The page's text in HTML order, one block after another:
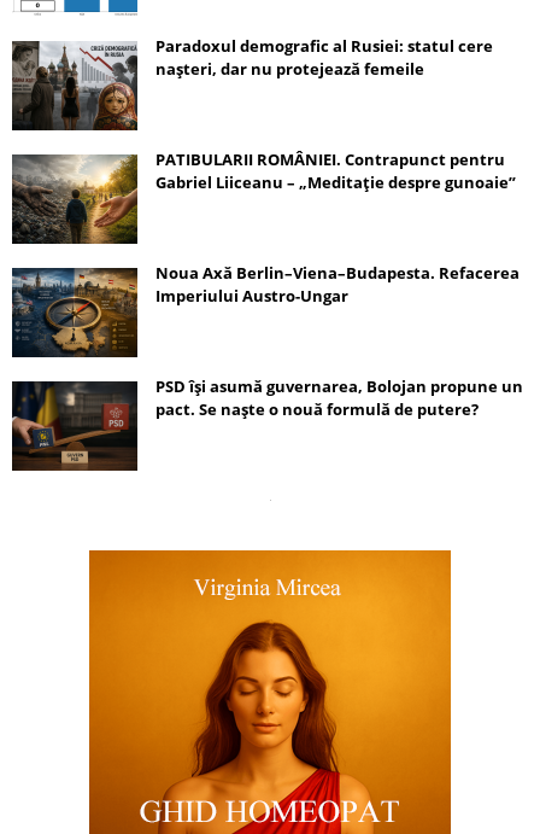
Paradoxul demografic al Rusiei: statul cere
nașteri, dar nu protejează femeile
PATIBULARII ROMÂNIEI. Contrapunct pentru
Gabriel Liiceanu – „Meditație despre gunoaie”
Noua Axă Berlin–Viena–Budapesta. Refacerea
Imperiului Austro-Ungar
PSD își asumă guvernarea, Bolojan propune un
pact. Se naște o nouă formulă de putere?